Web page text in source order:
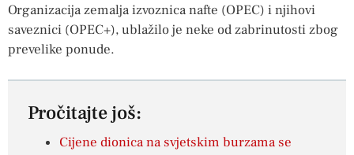
Organizacija zemalja izvoznica nafte (OPEC) i njihovi
saveznici (OPEC+), ublažilo je neke od zabrinutosti zbog
prevelike ponude.
Pročitajte još:
Cijene dionica na svjetskim burzama se